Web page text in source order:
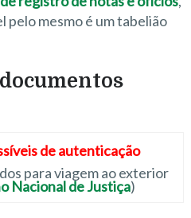
pelo mesmo é um tabelião
para viagem ao exterior
Nacional de Justiça)